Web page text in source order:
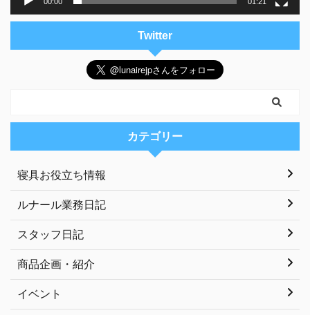
Twitter
カテゴリー
寝具お役立ち情報
ルナール業務日記
スタッフ日記
商品企画・紹介
イベント